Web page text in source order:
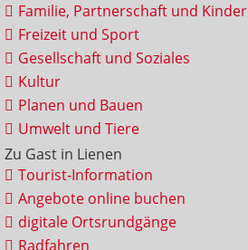
Familie, Partnerschaft und Kinder
Freizeit und Sport
Gesellschaft und Soziales
Kultur
Planen und Bauen
Umwelt und Tiere
Zu Gast in Lienen
Tourist-Information
Angebote online buchen
digitale Ortsrundgänge
Radfahren